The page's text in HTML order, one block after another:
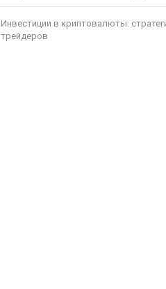
Инвестиции в криптовалюты:
трейдеров